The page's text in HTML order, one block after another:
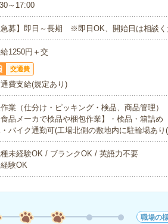
～17:00
急募】即日～長期 ※即日OK、開始日は相談く
1250円＋交
交通費
費支給(規定あり)
業（仕分け・ピッキング・検品、商品管理）
食品メーカで検品や梱包作業】・検品・箱詰
バイク通勤可(工場北側の敷地内に駐輪場あ
未経験OK / ブランクOK / 英語力不要
験OK
職場の